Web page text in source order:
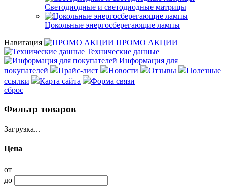
Светодиодные и светодиодные матрицы
Цокольные энергосберегающие лампы
Навигация
ПРОМО АКЦИИ
Технические данные
Информация для
покупателей
Прайс-лист Новости Отзывы
Полезные
ссылки
Карта сайта
Форма связи
сброс
Фильтр товаров
Загрузка...
Цена
от
до